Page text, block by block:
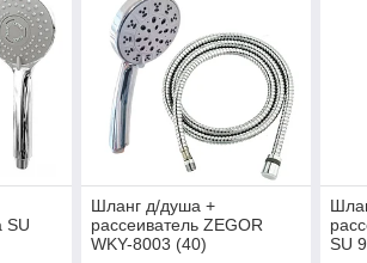
SU
Шланг д/душа +
рассеиватель ZEGOR
WKY-8003 (40)
SU